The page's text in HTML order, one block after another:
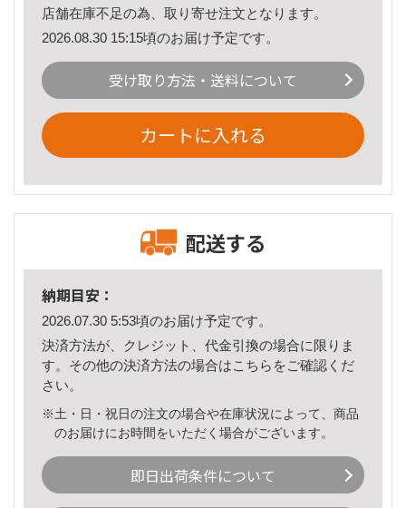
店舗在庫不足の為、取り寄せ注文となります。
2026.08.30 15:15頃のお届け予定です。
受け取り方法・送料について
カートに入れる
配送する
納期目安：
2026.07.30 5:53頃のお届け予定です。
決済方法が、クレジット、代金引換の場合に限りま
す。その他の決済方法の場合はこちら をご確認くだ
さい。
※土・日・祝日の注文の場合や在庫状況によって、商品
のお届けにお時間をいただく場合がございます。
即日出荷条件について